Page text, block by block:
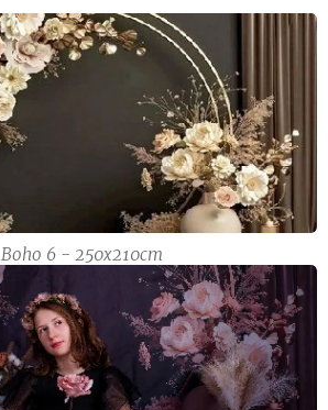
Boho 6 - 250x210cm